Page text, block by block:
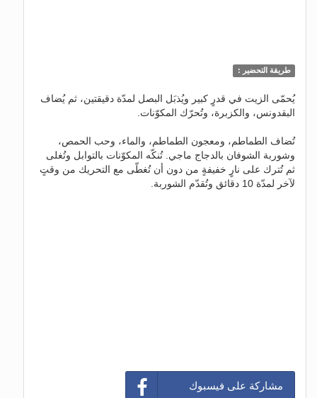
طريقة التحضير :
يُحمّى الزيت في قدرٍ كبير ويُذبَل البصل لمدّة دقيقتين، ثم يُضاف
البقدونس، والكزبرة، وتُحرّك المكوّنات.
تُضاف الطماطم، ومعجون الطماطم، والماء، وحب الحمص،
وشوربة الشوفان بالدجاج ماجي. تُنكّه المكوّنات بالتوابل وتُغلى
ثم تُترك على نارٍ خفيفةٍ من دون أن تُغطّى مع التحريك من وقتٍ
لآخر لمدّة 10 دقائق وتُقدّم الشوربة.
مشاركة على فيسبوك